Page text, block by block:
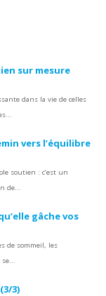
sur mesure
dans la vie de celles
vers l’équilibre
soutien : c’est un
de...
gâche vos
de sommeil, les
3)